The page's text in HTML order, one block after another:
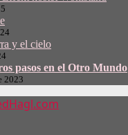
y el cielo
pasos en el Otro Mundo
2023